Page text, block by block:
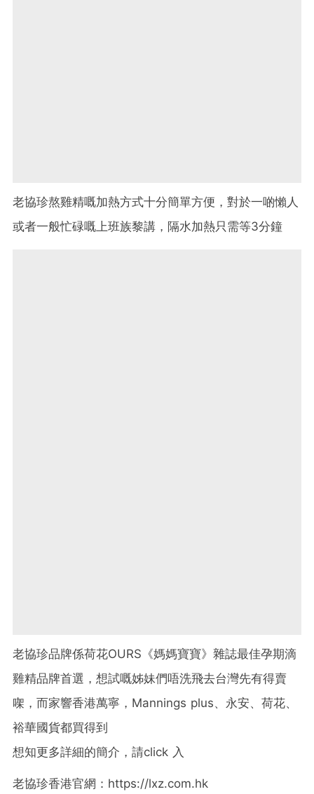
老協珍熬雞精嘅加熱方式十分簡單方便，對於一啲懶人
或者一般忙碌嘅上班族黎講，隔水加熱只需等3分鐘
老協珍品牌係荷花OURS《媽媽寶寶》雜誌最佳孕期滴
雞精品牌首選，想試嘅姊妹們唔洗飛去台灣先有得賣
㗎，而家響香港萬寧，Mannings plus、永安、荷花、
裕華國貨都買得到
想知更多詳細的簡介，請click 入
老協珍香港官網：https://lxz.com.hk